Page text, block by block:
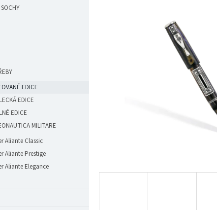
EDICE
EDICE
EDICE
MILITARE
Aliante Classic
Aliante Prestige
Aliante Elegance